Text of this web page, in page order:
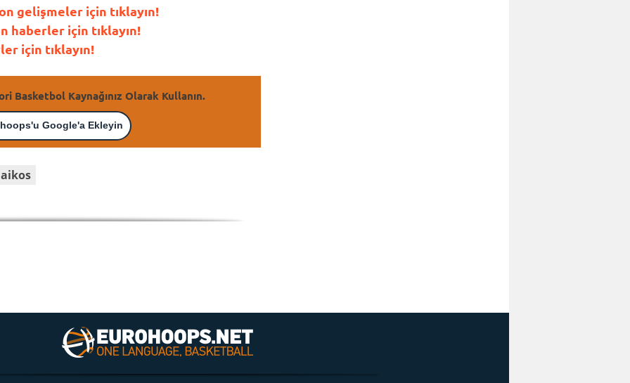
gelişmeler için tıklayın!
haberler için tıklayın!
için tıklayın!
Basketbol Kaynağınız Olarak Kullanın.
Google'a Ekleyin